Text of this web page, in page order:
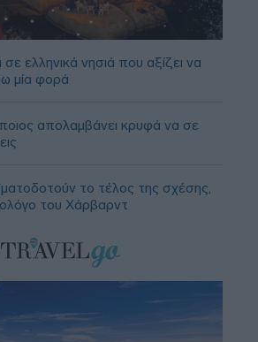
ελληνικά νησιά που αξίζει να
μία φορά
απολαμβάνει κρυφά να σε
το τέλος της σχέσης,
του Χάρβαρντ